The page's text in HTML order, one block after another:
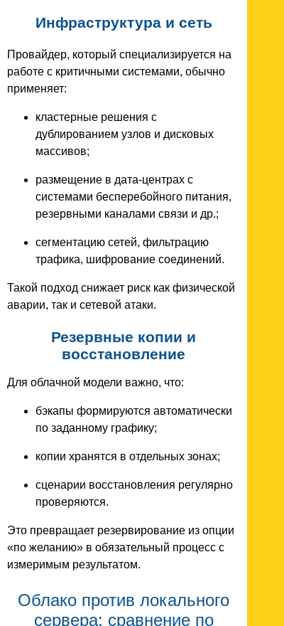
Инфраструктура и сеть
Провайдер, который специализируется на
работе с критичными системами, обычно
применяет:
кластерные решения с
дублированием узлов и дисковых
массивов;
размещение в дата-центрах с
системами бесперебойного питания,
резервными каналами связи и др.;
сегментацию сетей, фильтрацию
трафика, шифрование соединений.
Такой подход снижает риск как физической
аварии, так и сетевой атаки.
Резервные копии и
восстановление
Для облачной модели важно, что:
бэкапы формируются автоматически
по заданному графику;
копии хранятся в отдельных зонах;
сценарии восстановления регулярно
проверяются.
Это превращает резервирование из опции
«по желанию» в обязательный процесс с
измеримым результатом.
Облако против локального
сервера: сравнение по